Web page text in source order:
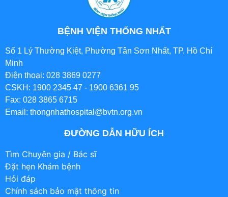
BỆNH VIỆN THỐNG NHẤT
Số 1 Lý Thường Kiệt, Phường Tân Sơn Nhất, TP. Hồ Chí
Minh
Điện thoại: 028 3869 0277
CSKH: 1900 2345 47 - 1900 6361 95
Fax: 028 3865 6715
Email: thongnhathospital@bvtn.org.vn
ĐƯỜNG DẪN HỮU ÍCH
Tìm Chuyên gia / Bác sĩ
Đặt hẹn Khám bệnh
Hỏi đáp
Chính sách bảo mật thông tin